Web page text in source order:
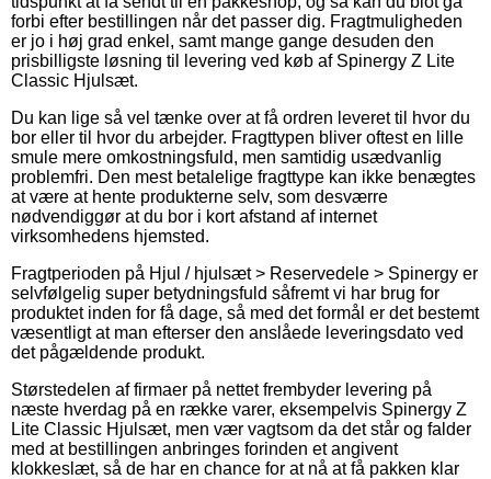
forbi efter bestillingen når det passer dig. Fragtmuligheden
er jo i høj grad enkel, samt mange gange desuden den
prisbilligste løsning til levering ved køb af Spinergy Z Lite
Classic Hjulsæt.
Du kan lige så vel tænke over at få ordren leveret til hvor du
bor eller til hvor du arbejder. Fragttypen bliver oftest en lille
smule mere omkostningsfuld, men samtidig usædvanlig
problemfri. Den mest betalelige fragttype kan ikke benægtes
at være at hente produkterne selv, som desværre
nødvendiggør at du bor i kort afstand af internet
virksomhedens hjemsted.
Fragtperioden på Hjul / hjulsæt > Reservedele > Spinergy er
selvfølgelig super betydningsfuld såfremt vi har brug for
produktet inden for få dage, så med det formål er det bestemt
væsentligt at man efterser den anslåede leveringsdato ved
det pågældende produkt.
Størstedelen af firmaer på nettet frembyder levering på
næste hverdag på en række varer, eksempelvis Spinergy Z
Lite Classic Hjulsæt, men vær vagtsom da det står og falder
med at bestillingen anbringes forinden et angivent
klokkeslæt, så de har en chance for at nå at få pakken klar